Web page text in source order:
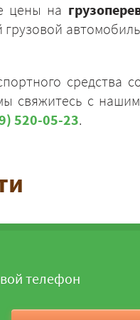
цены на
средства
свяжитесь с
520-05-23.
телефон